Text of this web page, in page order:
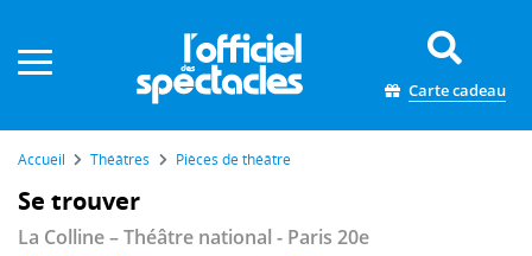
Carte cadeau
Accueil Théâtres Pièces de théâtre
Se trouver
La Colline – Théâtre national - Paris 20e